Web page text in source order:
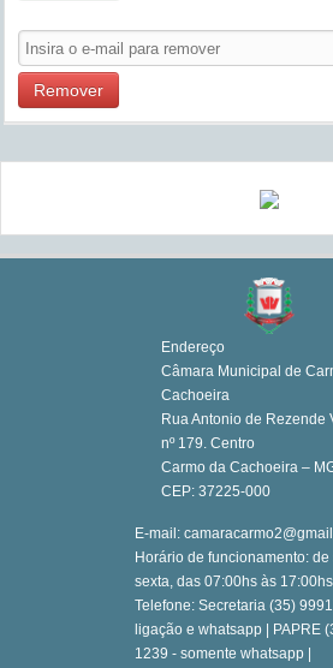
Remover
Endereço
Câmara Municipal de
Cachoeira
Rua Antonio de Rezende
nº 179. Centro
Carmo da Cachoeira – MG
CEP: 37225-000
E-mail:
Horário de funcionamento:
sexta, das 07:00hs às 17:00hs
Telefone: Secretaria (35)
ligação e whatsapp | PAPRE
1239 - somente whatsapp |